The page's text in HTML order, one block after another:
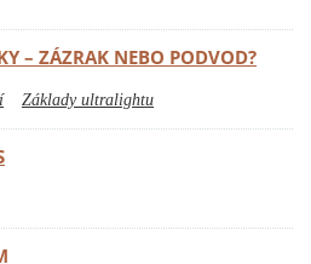
– ZÁZRAK NEBO PODVOD?
Základy ultralightu